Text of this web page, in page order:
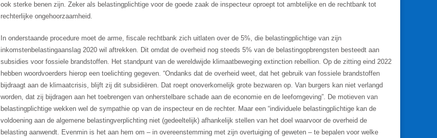
ook sterke benen zijn. Zeker als belastingplichtige voor de goede zaak de inspecteur oproept tot ambtelijke en de rechtbank tot
rechterlijke ongehoorzaamheid.
In onderstaande procedure moet de arme, fiscale rechtbank zich uitlaten over de 5%, die belastingplichtige van zijn
inkomstenbelastingaanslag 2020 wil aftrekken. Dit omdat de overheid nog steeds 5% van de belastingopbrengsten besteedt aan
subsidies voor fossiele brandstoffen. Het standpunt van de wereldwijde klimaatbeweging extinction rebellion. Op de zitting eind 2022
hebben woordvoerders hierop een toelichting gegeven. “Ondanks dat de overheid weet, dat het gebruik van fossiele brandstoffen
bijdraagt aan de klimaatcrisis, blijft zij dit subsidiëren. Dat roept onoverkomelijk grote bezwaren op. Van burgers kan niet verlangd
worden, dat zij bijdragen aan het toebrengen van onherstelbare schade aan de economie en de leefomgeving”. De motieven van
belastingplichtige wekken wel de sympathie op van de inspecteur en de rechter. Maar een “individuele belastingplichtige kan de
voldoening aan de algemene belastingverplichting niet (gedeeltelijk) afhankelijk stellen van het doel waarvoor de overheid de
belasting aanwendt. Evenmin is het aan hem om – in overeenstemming met zijn overtuiging of geweten – te bepalen voor welke